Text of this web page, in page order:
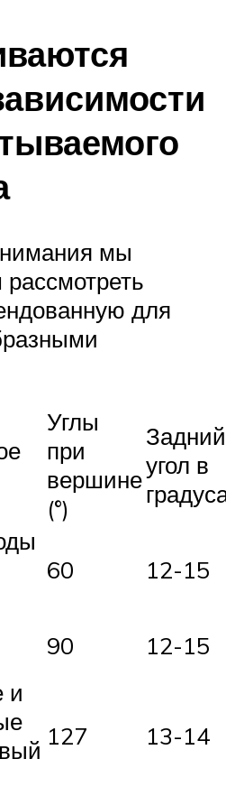
мы
для
Углы
при
вершине
(°)
Задний
угол в
60 12-15
90
12-15
и
127 13-14